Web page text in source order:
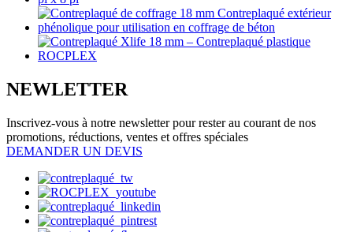
NEWLETTER
Inscrivez-vous à notre newsletter pour rester au courant de nos
promotions, réductions, ventes et offres spéciales
DEMANDER UN DEVIS